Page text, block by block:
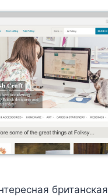
британская